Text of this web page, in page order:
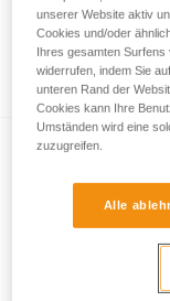
Wie reinige
unserer Website aktiv
Cookies und/oder
Ihres gesamten Surfens
widerrufen, indem Sie
unteren Rand der
Cookies kann Ihre
Umständen wird eine
zuzugreifen.
Alle